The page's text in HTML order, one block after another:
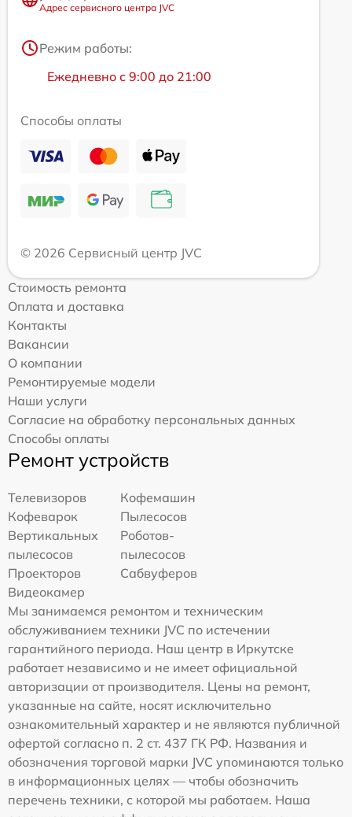
Адрес сервисного центра JVC
Режим работы:
Ежедневно с 9:00 до 21:00
Способы оплаты
© 2026 Сервисный центр JVC
Стоимость ремонта
Оплата и доставка
Контакты
Вакансии
О компании
Ремонтируемые модели
Наши услуги
Согласие на обработку персональных данных
Способы оплаты
Ремонт устройств
Телевизоров
Кофемашин
Кофеварок
Пылесосов
Вертикальных
пылесосов
Роботов-
пылесосов
Проекторов
Сабвуферов
Видеокамер
Мы занимаемся ремонтом и техническим
обслуживанием техники JVC по истечении
гарантийного периода. Наш центр в Иркутске
работает независимо и не имеет официальной
авторизации от производителя. Цены на ремонт,
указанные на сайте, носят исключительно
ознакомительный характер и не являются публичной
офертой согласно п. 2 ст. 437 ГК РФ. Названия и
обозначения торговой марки JVC упоминаются только
в информационных целях — чтобы обозначить
перечень техники, с которой мы работаем. Наша